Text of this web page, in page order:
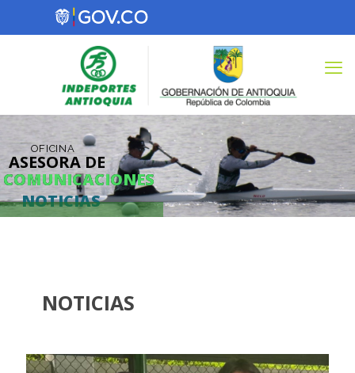
OFICINA
COMUNICACIONES
NOTICIAS
ASESORA DE
COMUNICACIONES
NOTICIAS